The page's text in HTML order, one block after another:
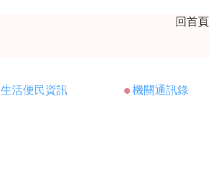
回首頁
生活便民資訊 機關通訊錄